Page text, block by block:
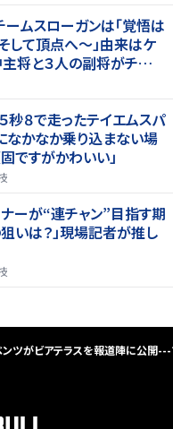
ームスローガンは「覚悟は
して頂点へ～」由来はケ
と３人の副将がチーム
１弾、国学院大
秒８で走ったテイエムスパ
かなか乗り込まない場
ですがかわいい」
ナーが“連チャン”目指す期
いは？」現場記者が推し
ンツがビアテラスを報道陣に公開